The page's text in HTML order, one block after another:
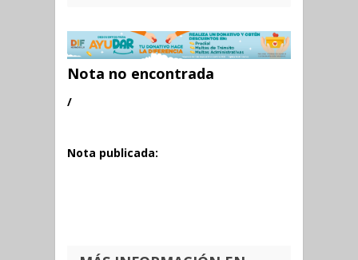
Nota no encontrada
/
Nota publicada: